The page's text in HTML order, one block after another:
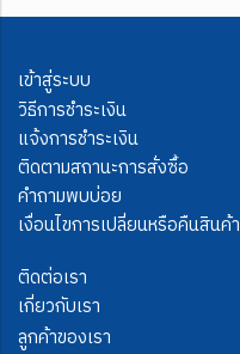
เข้าสู่ระบบ
วิธีการชำระเงิน
แจ้งการชำระเงิน
ติดตามสถานะการสั่งซื้อ
คำถามพบบ่อย
เงื่อนไขการเปลี่ยนหรือคืนสินค้า
ติดต่อเรา
เกี่ยวกับเรา
ลูกค้าของเรา